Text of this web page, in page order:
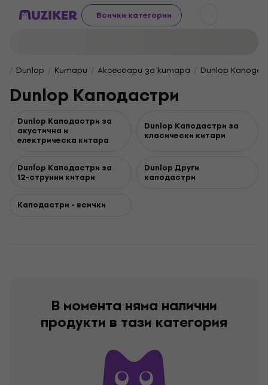
Всички категории
Dunlop Китари Аксесоари за китара Dunlop
Dunlop Каподастри
Dunlop Каподастри за
акустична и
електрическа китара
Dunlop Каподастри за
класически китари
Dunlop Каподастри за
12-струнни китари
Dunlop Други
каподастри
Каподастри - всички
В момента няма налични
продукти в тази категория